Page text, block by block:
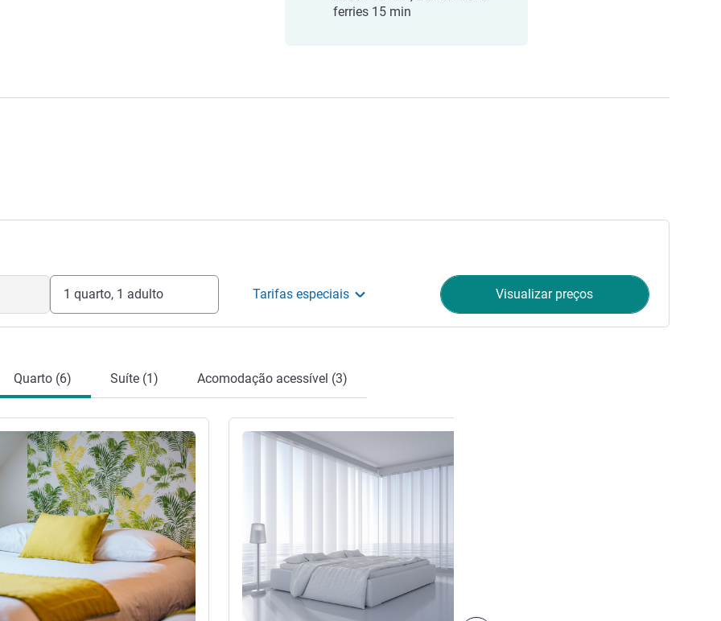
in the town.
ferries 15 min
1 quarto, 1 adulto Tarifas especiais Visualizar preços
Quarto (6) Suíte (1) Acomodação acessível (3)
Ver detalhes